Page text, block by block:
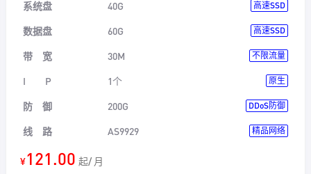
系统盘 40G 高速SSD
数据盘 60G 高速SSD
带 宽 30M 不限流量
I P 1个 原生
防 御 200G DDoS防御
线 路 AS9929 精品网络
¥121.00 起/ 月